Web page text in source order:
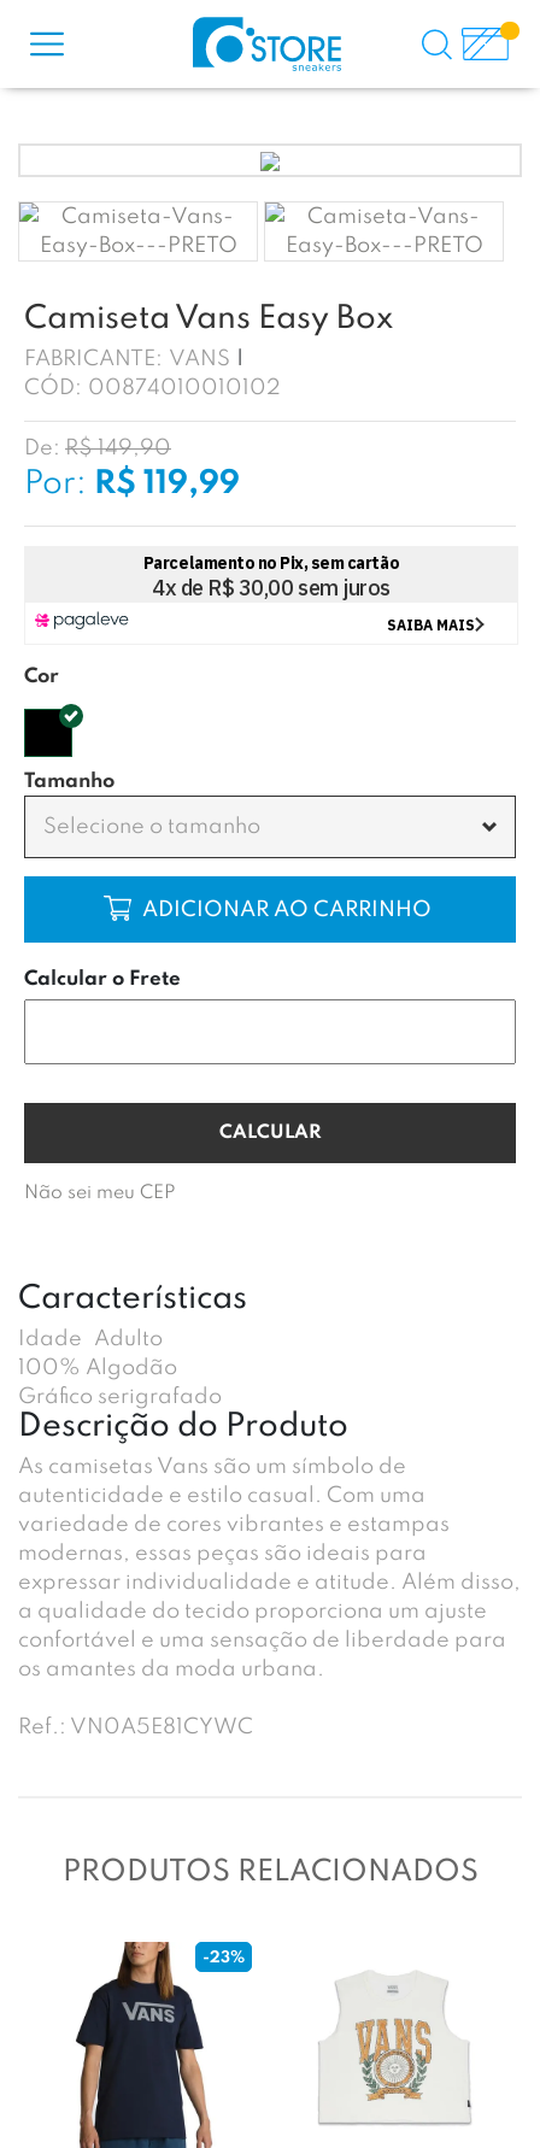
Camiseta Vans Easy Box
FABRICANTE: VANS
CÓD: 00874010010102
De: R$ 149,90
Por: R$ 119,99
Cor
Tamanho
Selecione o tamanho
COMPRAR
Calcular o Frete
Não sei meu CEP
Características
Idade
Adulto
100% Algodão
Gráfico serigrafado
Descrição do Produto
As camisetas Vans são um símbolo de
autenticidade e estilo casual. Com uma
variedade de cores vibrantes e estampas
modernas, essas peças são ideais para
expressar individualidade e atitude. Além disso,
a qualidade do tecido proporciona um ajuste
confortável e uma sensação de liberdade para
os amantes da moda urbana.
Ref.: VN0A5E81CYWC
PRODUTOS RELACIONADOS
-23%